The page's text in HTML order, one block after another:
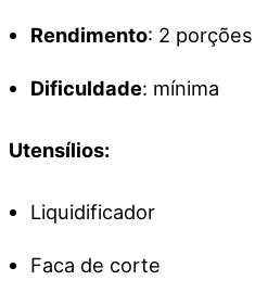
Rendimento: 2 porções
Dificuldade: mínima
Utensílios:
Liquidificador
Faca de corte